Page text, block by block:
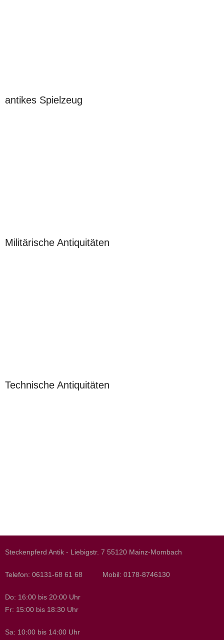
antikes Spielzeug
Militärische Antiquitäten
Technische Antiquitäten
Steckenpferd Antik - Liebigstr. 7 55120 Mainz-Mombach
Telefon: 06131-68 61 68 Mobil: 0178-8746130
Do: 16:00 bis 20:00 Uhr
Fr: 15:00 bis 18:30 Uhr
Sa: 10:00 bis 14:00 Uhr